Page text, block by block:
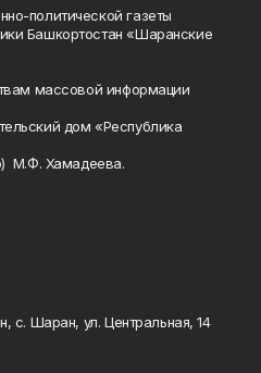
политической газеты
Башкортостан «Шаранские
массовой информации
дом «Республика
М.Ф. Хамадеева.
с. Шаран, ул. Центральная, 14